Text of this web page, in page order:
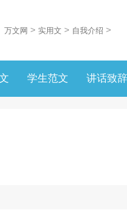
万文网 > 实用文 > 自我介绍 >
学生范文 讲话致辞